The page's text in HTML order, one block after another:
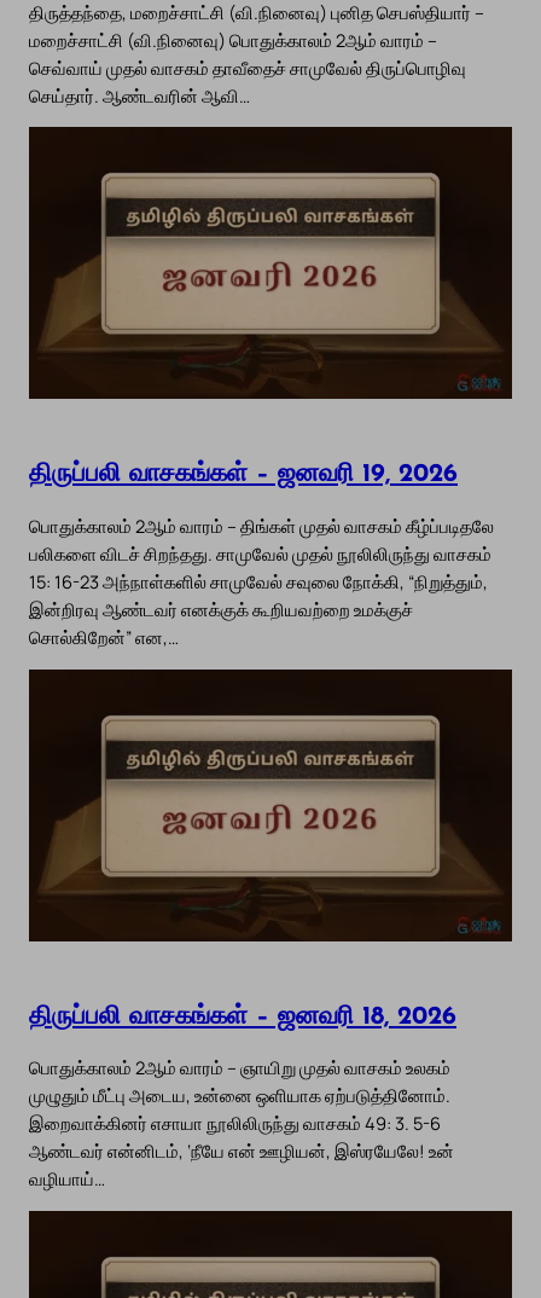
திருத்தந்தை, மறைச்சாட்சி (வி.நினைவு) புனித செபஸ்தியார் –
மறைச்சாட்சி (வி.நினைவு) பொதுக்காலம் 2ஆம் வாரம் –
செவ்வாய் முதல் வாசகம் தாவீதைச் சாமுவேல் திருப்பொழிவு
செய்தார். ஆண்டவரின் ஆவி…
திருப்பலி வாசகங்கள் – ஜனவரி 19, 2026
பொதுக்காலம் 2ஆம் வாரம் – திங்கள் முதல் வாசகம் கீழ்ப்படிதலே
பலிகளை விடச் சிறந்தது. சாமுவேல் முதல் நூலிலிருந்து வாசகம்
15: 16-23 அந்நாள்களில் சாமுவேல் சவுலை நோக்கி, “நிறுத்தும்,
இன்றிரவு ஆண்டவர் எனக்குக் கூறியவற்றை உமக்குச்
சொல்கிறேன்” என,…
திருப்பலி வாசகங்கள் – ஜனவரி 18, 2026
பொதுக்காலம் 2ஆம் வாரம் – ஞாயிறு முதல் வாசகம் உலகம்
முழுதும் மீட்பு அடைய, உன்னை ஒளியாக ஏற்படுத்தினோம்.
இறைவாக்கினர் எசாயா நூலிலிருந்து வாசகம் 49: 3. 5-6
ஆண்டவர் என்னிடம், ‘நீயே என் ஊழியன், இஸ்ரயேலே! உன்
வழியாய்…